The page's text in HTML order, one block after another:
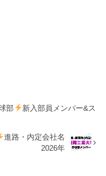
部
新入部員メンバー&ス
進路・内定会社名
2026年